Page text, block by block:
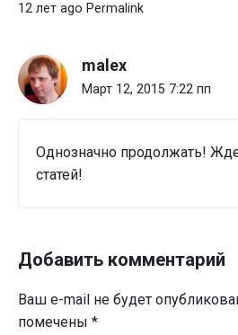
12 лет ago Permalink
malex
Март 12, 2015 7:22 пп
Однозначно продолжать!
статей!
Добавить комментарий
Ваш e-mail не будет
помечены *